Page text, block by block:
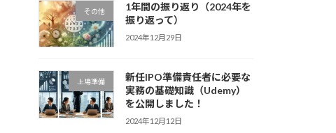
その他
1年間の振り返り（2024年を
振り返って）
2024年12月29日
上場準備
新任IPO準備責任者に必要な
実務の基礎知識（Udemy）
を公開しました！
2024年12月12日